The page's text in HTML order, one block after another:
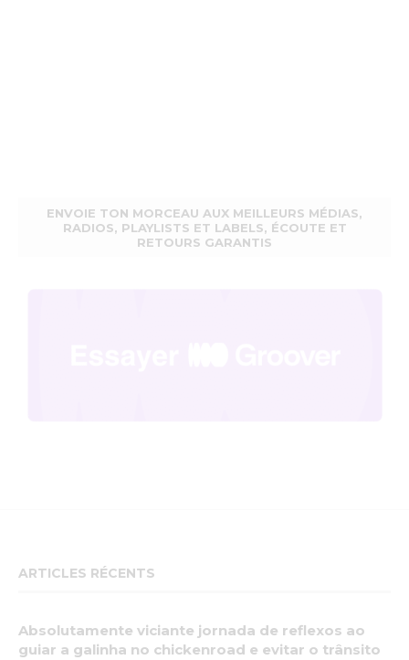
ENVOIE TON MORCEAU AUX MEILLEURS MÉDIAS,
RADIOS, PLAYLISTS ET LABELS, ÉCOUTE ET
RETOURS GARANTIS
ARTICLES RÉCENTS
Absolutamente viciante jornada de reflexos ao
guiar a galinha no chickenroad e evitar o trânsito